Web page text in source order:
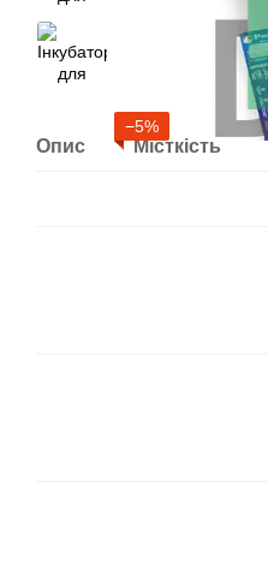
−5%
Опис Місткість